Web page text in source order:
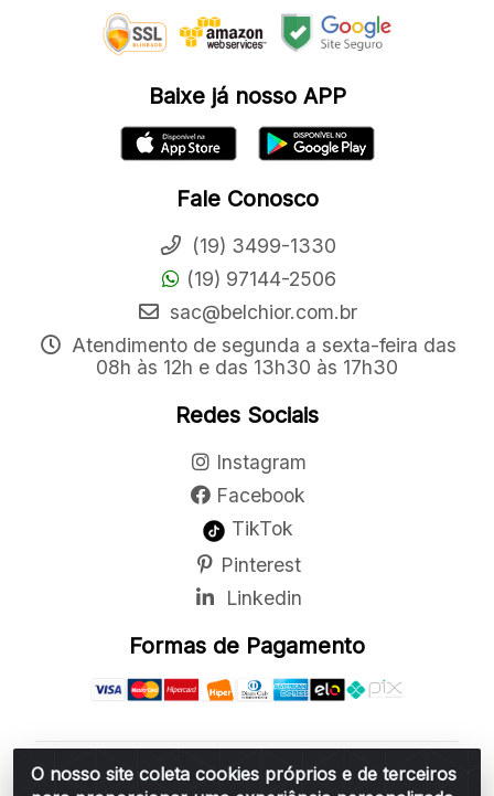
O nosso site coleta cookies próprios e de terceiros
Baixe já nosso APP
Fale Conosco
(19) 3499-1330
(19) 97144-2506
sac@belchior.com.br
Atendimento de segunda a sexta-feira das
08h às 12h e das 13h30 às 17h30
Redes Sociais
Instagram
Facebook
TikTok
Pinterest
Linkedin
Formas de Pagamento
Belchior Cortinas e Acessórios LTDA - R: Rua